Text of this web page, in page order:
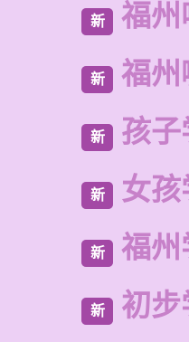
新 福州
新 福州
新 孩子
新 女
新 福州
新 初步